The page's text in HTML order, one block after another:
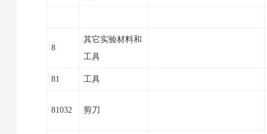
8
其它实验材料和
工具
81 工具
81032 剪刀